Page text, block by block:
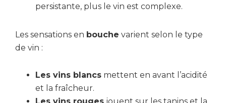
persistante, plus le vin est complexe.
Les sensations en bouche varient selon le type
de vin :
Les vins blancs mettent en avant l’acidité
et la fraîcheur.